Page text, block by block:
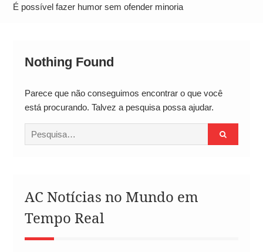
Alto
É possível fazer humor sem ofender minoria
Nothing Found
Parece que não conseguimos encontrar o que você
está procurando. Talvez a pesquisa possa ajudar.
Procurar
por:
AC Notícias no Mundo em
Tempo Real